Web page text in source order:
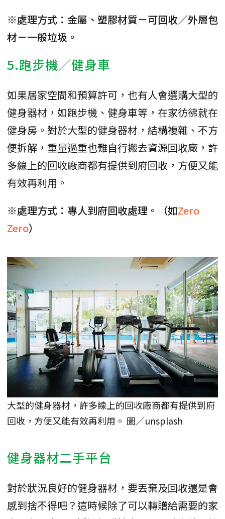
※處理方式：金屬、塑膠材質－可回收／外層包
材－一般垃圾。
5.跑步機／健身車
如果居家空間和預算許可，也有人會選購大型的
健身器材，如跑步機、健身車等，在家彷彿就在
健身房。對於大型的健身器材，結構複雜、不方
便拆解，重量過重也難自行搬去資源回收廠，許
多線上的回收廠商都有提供到府回收，方便又能
有效再利用。
※處理方式：專人到府回收處理。（如Zero
Zero）
大型的健身器材，許多線上的回收廠商都有提供到府
回收，方便又能有效再利用。 圖／unsplash
健身器材二手平台
對於狀況良好的健身器材，要丟棄及回收還是會
感到捨不得吧？這時候除了可以轉贈給需要的家